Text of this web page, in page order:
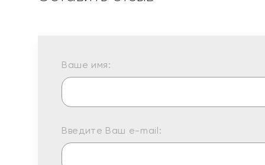
Ваше имя:
Введите Ваш e-mail: